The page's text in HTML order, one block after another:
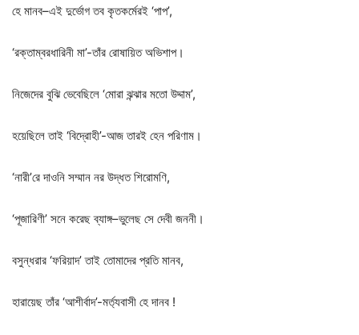
হে মানব–এই দুর্ভোগ তব কৃতকর্মেরই ‘পাপ’,
‘রক্তাম্বরধারিনী মা’-তাঁর রোষায়িত অভিশাপ।
নিজেদের বুঝি ভেবেছিলে ‘মোরা ঝন্ঝার মতো উদ্দাম’,
হয়েছিলে তাই ‘বিদ্রোহী’-আজ তারই হেন পরিণাম।
‘নারী’রে দাওনি সম্মান নর উদ্ধত শিরোমণি,
‘পূজারিণী’ সনে করেছ ব্যাঙ্গ–ভুলেছ সে দেবী জননী।
বসুন্ধরার ‘ফরিয়াদ’তাই তোমাদের প্রতি মানব,
হারায়েছ তাঁর ‘আশীর্বাদ’-মর্ত্যবাসী হে দানব !